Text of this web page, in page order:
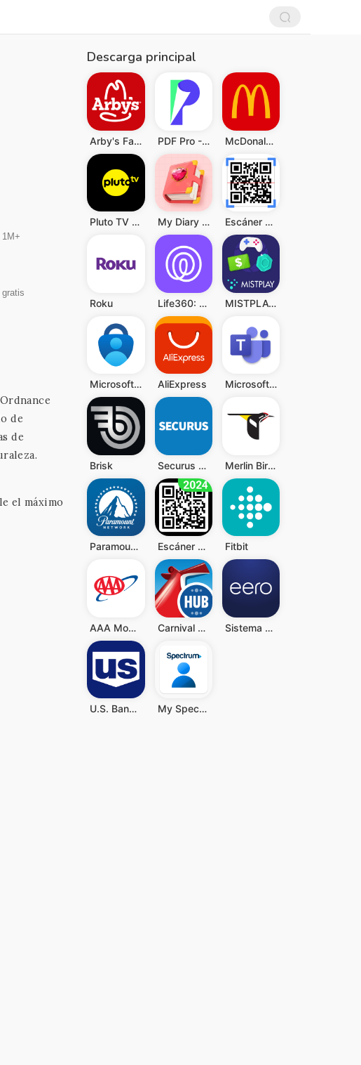
1M+
gratis
de
de
el máximo
Descarga principal
Arby's Fast Food Sandwiches PDF Pro - Reader & Maker McDonald's
Pluto TV - Películas y Series My Diary - Diary With Lock Escáner de QR y Código Barras
Roku Life360: Compartir ubicación MISTPLAY: Jugar para ganar
Microsoft Authenticator AliExpress Microsoft Teams
Brisk Securus Mobile Merlin Bird ID de Cornell Lab
Paramount Network Escáner QR y Código de Barras Fitbit
AAA Mobile Carnival HUB Sistema wifi doméstico eero
U.S. Bank Mobile Banking My Spectrum